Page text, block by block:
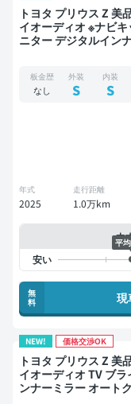
トヨタ プリウス Z 美品 禁煙車 整備記録簿あり ディスプレ
イオーディオ ※ナビ
ニター デジタルイン
板金歴
なし
外装
S
内装
S
年式
2025
走行距離
1.0万km
中
平
無
料
現
NEW! 価格交渉OK
トヨタ プリウス Z 美品 禁煙車 整備記録簿あり ディスプレ
イオーディオ TV ブ
ンナーミラー オート